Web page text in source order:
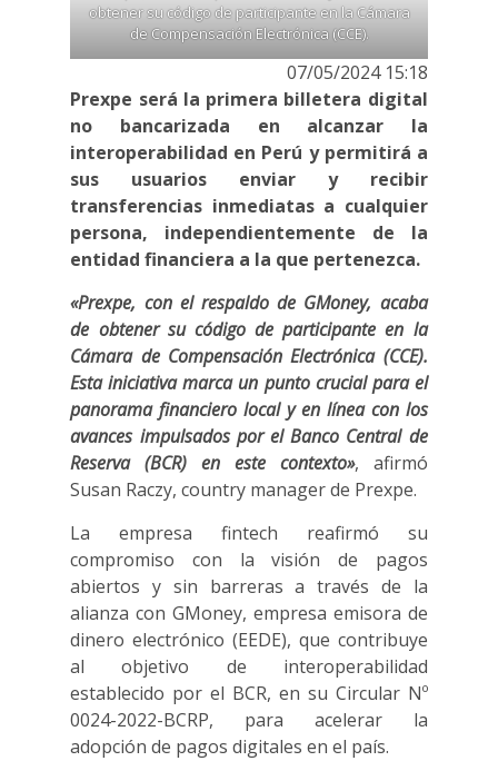
obtener su código de participante en la Cámara
de Compensación Electrónica (CCE).
07/05/2024 15:18
Prexpe será la primera billetera digital
no bancarizada en alcanzar la
interoperabilidad en Perú y permitirá a
sus usuarios enviar y recibir
transferencias inmediatas a cualquier
persona, independientemente de la
entidad financiera a la que pertenezca.
«Prexpe, con el respaldo de GMoney, acaba
de obtener su código de participante en la
Cámara de Compensación Electrónica (CCE).
Esta iniciativa marca un punto crucial para el
panorama financiero local y en línea con los
avances impulsados por el Banco Central de
Reserva (BCR) en este contexto», afirmó
Susan Raczy, country manager de Prexpe.
La empresa fintech reafirmó su
compromiso con la visión de pagos
abiertos y sin barreras a través de la
alianza con GMoney, empresa emisora de
dinero electrónico (EEDE), que contribuye
al objetivo de interoperabilidad
establecido por el BCR, en su Circular Nº
0024-2022-BCRP, para acelerar la
adopción de pagos digitales en el país.